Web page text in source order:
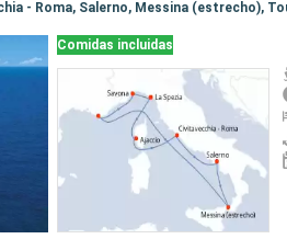
Comidas incluidas